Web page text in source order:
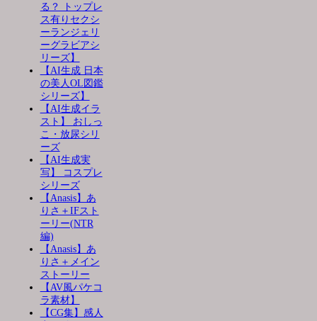
る？ トップレ
ス有りセクシ
ーランジェリ
ーグラビアシ
リーズ】
【AI生成 日本
の美人OL図鑑
シリーズ】
【AI生成イラ
スト】 おしっ
こ・放尿シリ
ーズ
【AI生成実
写】 コスプレ
シリーズ
【Anasis】あ
りさ＋IFスト
ーリー(NTR
編)
【Anasis】あ
りさ＋メイン
ストーリー
【AV風パケコ
ラ素材】
【CG集】感人